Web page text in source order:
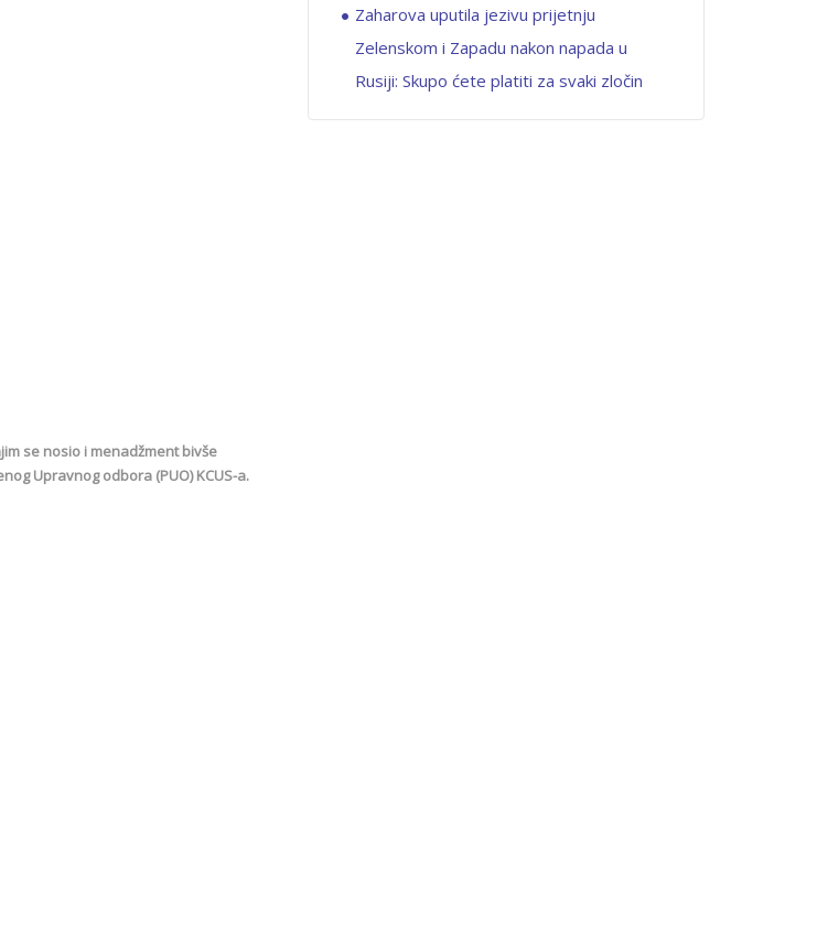
se nosio i menadžment bivše
Upravnog odbora (PUO) KCUS-a.
Zaharova uputila jezivu prijetnju
Zelenskom i Zapadu nakon napada u
Rusiji: Skupo ćete platiti za svaki zločin